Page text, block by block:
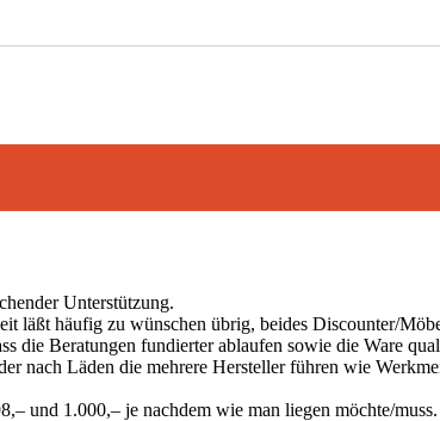
Unterstützung.
läßt häufig zu wünschen übrig, beides Discounter/
die Beratungen fundierter ablaufen sowie die Ware
nach Läden die mehrere Hersteller führen wie
und 1.000,– je nachdem wie man liegen möchte/muss.